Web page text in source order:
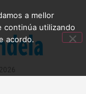
a mellor
continúa utilizando
acordo.